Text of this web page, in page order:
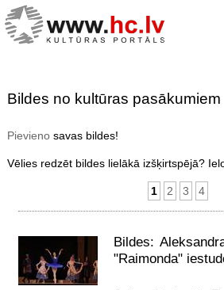
Bildes no kultūras pasākumiem
Pievienosavas bildes!
Vēlies redzēt bildes lielākā izšķirtspējā?
1 2 3 4
Bildes:
"Raimonda"